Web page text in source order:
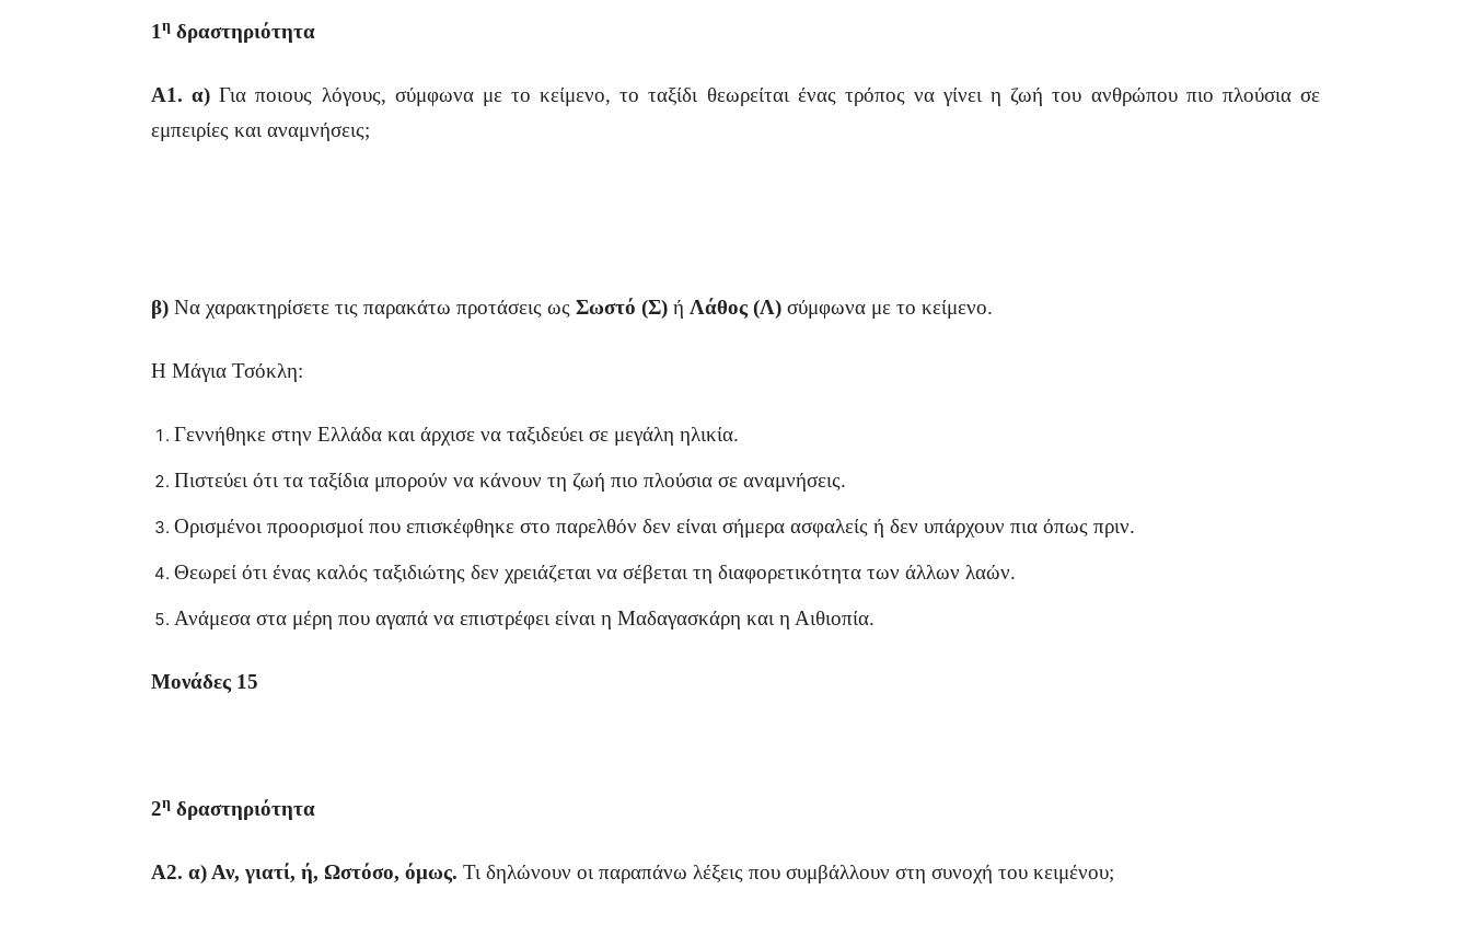
1 η δραστηριότητα
Α1. α) Για ποιους λόγους, σύμφωνα με το κείμενο, το ταξίδι θεωρείται ένας τρόπος να γίνει η ζωή του ανθρώπου πιο πλούσια σε
εμπειρίες και αναμνήσεις;
β) Να χαρακτηρίσετε τις παρακάτω προτάσεις ως Σωστό (Σ) ή Λάθος (Λ) σύμφωνα με το κείμενο.
Η Μάγια Τσόκλη:
Γεννήθηκε στην Ελλάδα και άρχισε να ταξιδεύει σε μεγάλη ηλικία.
Πιστεύει ότι τα ταξίδια μπορούν να κάνουν τη ζωή πιο πλούσια σε αναμνήσεις.
Ορισμένοι προορισμοί που επισκέφθηκε στο παρελθόν δεν είναι σήμερα ασφαλείς ή δεν υπάρχουν πια όπως πριν.
Θεωρεί ότι ένας καλός ταξιδιώτης δεν χρειάζεται να σέβεται τη διαφορετικότητα των άλλων λαών.
Ανάμεσα στα μέρη που αγαπά να επιστρέφει είναι η Μαδαγασκάρη και η Αιθιοπία.
Μονάδες 15
2η δραστηριότητα
Α2. α) Αν, γιατί, ή, Ωστόσο, όμως. Τι δηλώνουν οι παραπάνω λέξεις που συμβάλλουν στη συνοχή του κειμένου;